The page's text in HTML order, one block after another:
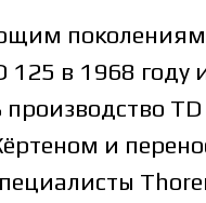
125 в 1968 году
и